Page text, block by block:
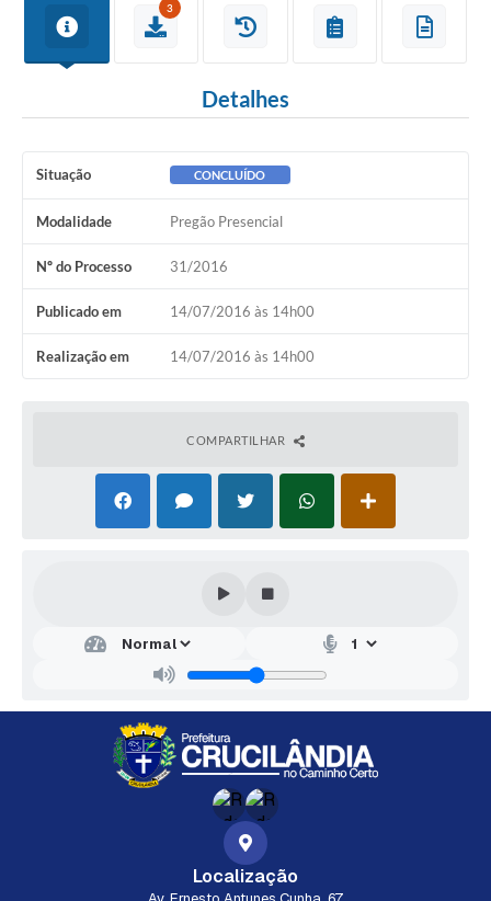
3
Detalhes
Situação CONCLUÍDO
Modalidade Pregão Presencial
Nº do Processo 31/2016
Publicado em 14/07/2016 às 14h00
Realização em 14/07/2016 às 14h00
COMPARTILHAR
Localização